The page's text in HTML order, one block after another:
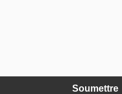
Soumettre